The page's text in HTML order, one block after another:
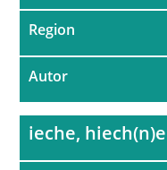
Region
Autor
ieche, hiech(n)e